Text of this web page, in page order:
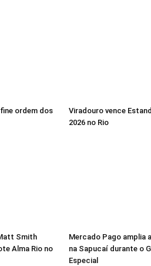
ordem dos
Viradouro vence
2026 no Rio
Smith
Alma Rio no
Mercado Pago amplia
na Sapucaí durante o
Especial